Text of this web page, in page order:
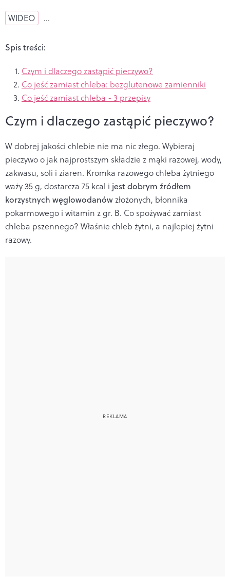
WIDEO …
Spis treści:
Czym i dlaczego zastąpić pieczywo?
Co jeść zamiast chleba: bezglutenowe zamienniki
Co jeść zamiast chleba - 3 przepisy
Czym i dlaczego zastąpić pieczywo?
W dobrej jakości chlebie nie ma nic złego. Wybieraj
pieczywo o jak najprostszym składzie z mąki razowej, wody,
zakwasu, soli i ziaren. Kromka razowego chleba żytniego
waży 35 g, dostarcza 75 kcal i jest dobrym źródłem
korzystnych węglowodanówzłożonych, błonnika
pokarmowego i witamin z gr. B. Co spożywać zamiast
chleba pszennego? Właśnie chleb żytni, a najlepiej żytni
razowy.